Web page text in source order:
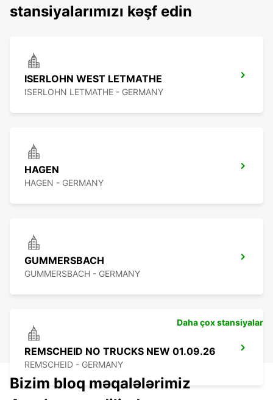
stansiyalarımızı kəşf edin
ISERLOHN WEST LETMATHE
ISERLOHN LETMATHE - GERMANY
HAGEN
HAGEN - GERMANY
GUMMERSBACH
GUMMERSBACH - GERMANY
REMSCHEID NO TRUCKS NEW 01.09.26
REMSCHEID - GERMANY
Daha çox stansiyalar
Bizim bloq məqalələrimiz